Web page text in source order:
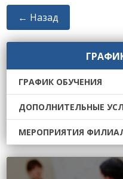
← Назад
ГРАФИК ОБУЧЕНИЯ
ДОПОЛНИТЕЛЬНЫЕ
МЕРОПРИЯТИЯ